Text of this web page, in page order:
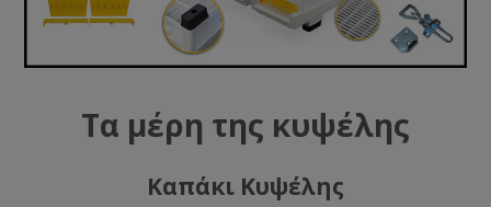
Τα μέρη της κυψέλης
Καπάκι Κυψέλης